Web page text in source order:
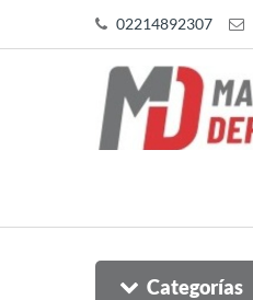
02214892307
Categorías